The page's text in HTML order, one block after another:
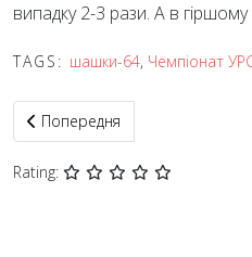
випадку 2-3 рази. А в
TAGS: шашки-64, Чемпіонат
Попередня стаття: У фіналі
Попередня
Rating: